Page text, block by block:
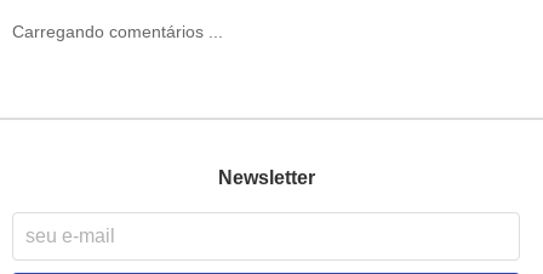
Carregando comentários ...
Newsletter